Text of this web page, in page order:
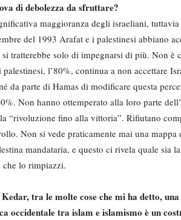
di debolezza da sfruttare?
maggioranza degli israeliani,
del 1993 Arafat e i palestinesi abbiano
tratterebbe solo di impegnarsi di più. Non è
l’80%, continua a non accettare
da parte di Hamas di modificare questa
Non hanno ottemperato alla loro parte
“rivoluzione fino alla vittoria”. Rifiutano
Non si vede praticamente mai una mappa
mandataria, e questo ci rivela quale sia
che lo rimpiazzi.
tra le molte cose che mi ha detto,
occidentale tra islam e islamismo è un